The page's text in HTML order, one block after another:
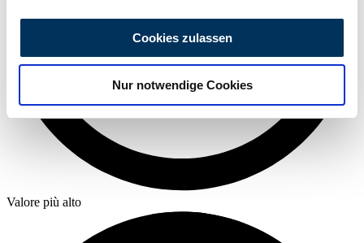
analysieren. Außerdem geben wir Informationen zu Ihrer
Verwendung unserer Website an unsere Partner für
soziale Medien, Werbung und Analysen weiter. Unsere
Partner führen diese Informationen möglicherweise mit
weiteren Daten zusammen, die Sie ihnen bereitgestellt
haben oder die sie im Rahmen Ihrer Nutzung der Dienste
gesammelt haben.Datenschutzerklärung
Cookies zulassen
Nur notwendige Cookies
Valore più alto